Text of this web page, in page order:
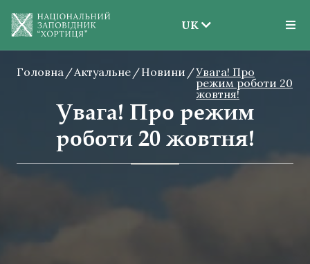
UK
EN
UK
Головна Актуальне Новини
Увага! Про
режим роботи 20
жовтня!
Увага! Про режим
роботи 20 жовтня!